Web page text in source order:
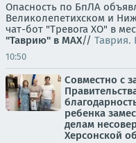
Опасность по БпЛА
Великолепетихском и
чат-бот "Тревога ХО" в
"Таврию" в MAX// Таврия.
10:50
Совместно с
ребенка
делам
Херсонской